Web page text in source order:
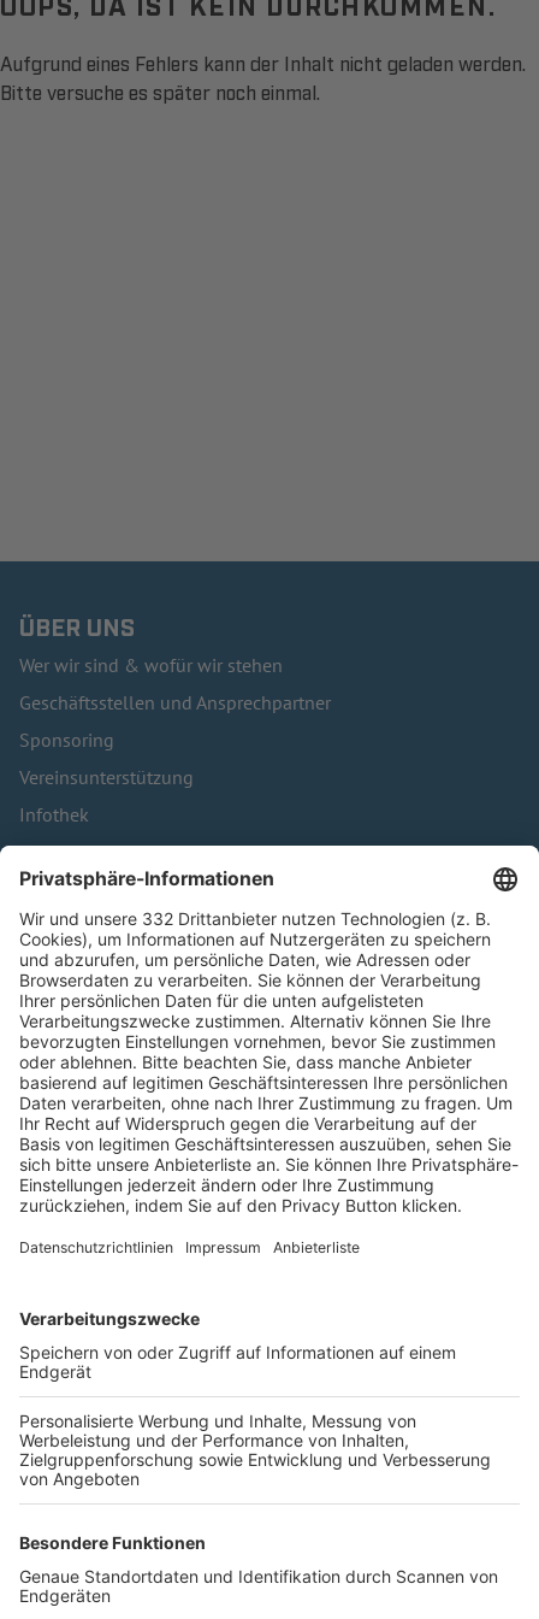
Aufgrund eines Fehlers kann der Inhalt nicht geladen werden.
Bitte versuche es später noch einmal.
ÜBER UNS
Wer wir sind & wofür wir stehen
Geschäftsstellen und Ansprechpartner
Sponsoring
Vereinsunterstützung
Infothek
Kontakt
HÄUFIG BESUCHTE SEITEN
Pässe und Vereinswechsel
Trainerausbildung
Schulungsangebot Vereinsmitarbeiter
BFV-Geschäftsstellen
Trainerbörse
Login SpielPlus
FOLGE DEM BFV
TOP-VEREINE
TOP-PARTNER